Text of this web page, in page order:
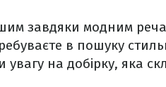
завдяки модним
в пошуку
на добірку, яка